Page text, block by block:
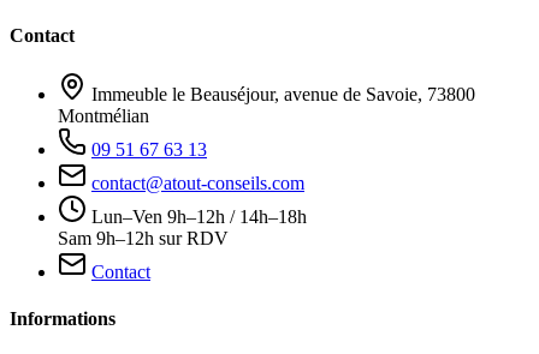
Contact
Immeuble le Beauséjour, avenue de Savoie, 73800
Montmélian
09 51 67 63 13
contact@atout-conseils.com
Lun–Ven 9h–12h / 14h–18h
Sam 9h–12h sur RDV
Contact
Informations